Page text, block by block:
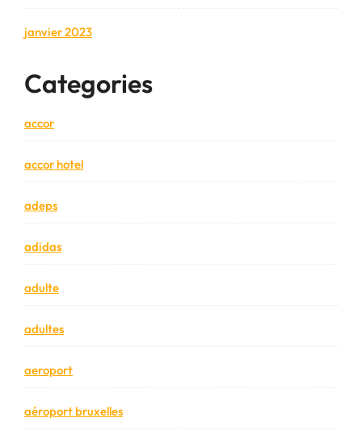
janvier 2023
Categories
accor
accor hotel
adeps
adidas
adulte
adultes
aeroport
aéroport bruxelles